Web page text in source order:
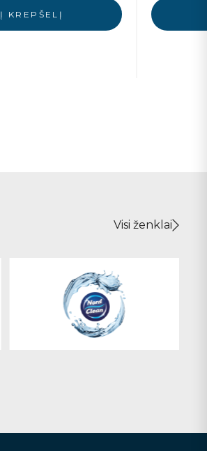
Į KREPŠELĮ
Visi ženklai